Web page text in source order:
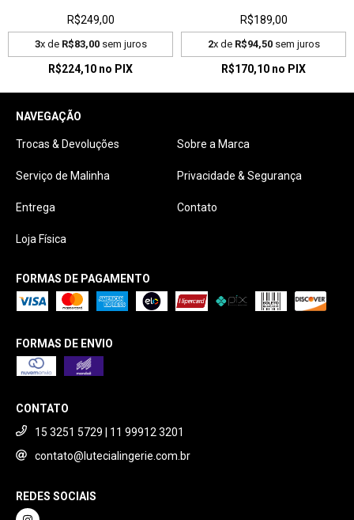
R$249,00
3x de R$83,00sem juros
R$224,10 no PIX
R$189,00
2x de R$94,50sem juros
R$170,10 no PIX
NAVEGAÇÃO
Trocas & Devoluções Sobre a Marca
Serviço de Malinha Privacidade & Segurança
Entrega Contato
Loja Física
FORMAS DE PAGAMENTO
FORMAS DE ENVIO
CONTATO
15 3251 5729 | 11 99912 3201
contato@lutecialingerie.com.br
REDES SOCIAIS